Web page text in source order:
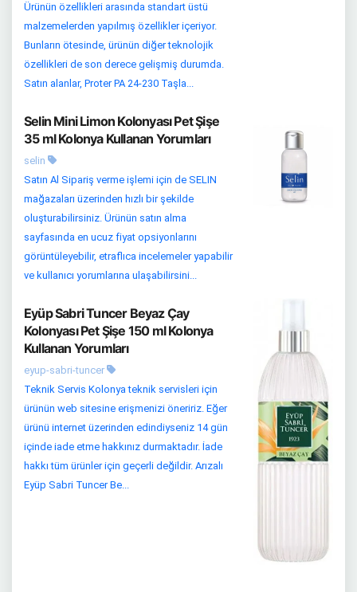
Ürünün özellikleri arasında standart üstü
malzemelerden yapılmış özellikler içeriyor.
Bunların ötesinde, ürünün diğer teknolojik
özellikleri de son derece gelişmiş durumda.
Satın alanlar, Proter PA 24-230 Taşla...
Selin Mini Limon Kolonyası Pet Şişe
35 ml Kolonya Kullanan Yorumları
selin
Satın Al Sipariş verme işlemi için de SELIN
mağazaları üzerinden hızlı bir şekilde
oluşturabilirsiniz. Ürünün satın alma
sayfasında en ucuz fiyat opsiyonlarını
görüntüleyebilir, etraflıca incelemeler yapabilir
ve kullanıcı yorumlarına ulaşabilirsini...
Eyüp Sabri Tuncer Beyaz Çay
Kolonyası Pet Şişe 150 ml Kolonya
Kullanan Yorumları
eyup-sabri-tuncer
Teknik Servis Kolonya teknik servisleri için
ürünün web sitesine erişmenizi öneririz. Eğer
ürünü internet üzerinden edindiyseniz 14 gün
içinde iade etme hakkınız durmaktadır. İade
hakkı tüm ürünler için geçerli değildir. Arızalı
Eyüp Sabri Tuncer Be...